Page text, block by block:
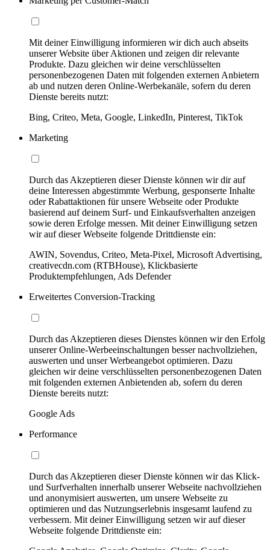
Mit deiner Einwilligung informieren wir dich auch abseits
unserer Website über Aktionen und zeigen dir relevante
Produkte. Dazu gleichen wir deine verschlüsselten
personenbezogenen Daten mit folgenden externen Anbietern
ab und nutzen deren Online-Werbekanäle, sofern du deren
Dienste bereits nutzt:
Bing, Criteo, Meta, Google, LinkedIn, Pinterest, TikTok
Marketing
Durch das Akzeptieren dieser Dienste können wir dir auf
deine Interessen abgestimmte Werbung, gesponserte Inhalte
oder Rabattaktionen für unsere Webseite oder Produkte
basierend auf deinem Surf- und Einkaufsverhalten anzeigen
sowie deren Erfolge messen. Mit deiner Einwilligung setzen
wir auf dieser Webseite folgende Drittdienste ein:
AWIN, Sovendus, Criteo, Meta-Pixel, Microsoft Advertising,
creativecdn.com (RTBHouse), Klickbasierte
Produktempfehlungen, Ads Defender
Erweitertes Conversion-Tracking
Durch das Akzeptieren dieses Dienstes können wir den Erfolg
unserer Online-Werbeeinschaltungen besser nachvollziehen,
auswerten und unser Werbeangebot optimieren. Dazu
gleichen wir deine verschlüsselten personenbezogenen Daten
mit folgenden externen Anbietenden ab, sofern du deren
Dienste bereits nutzt:
Google Ads
Performance
Durch das Akzeptieren dieser Dienste können wir das Klick-
und Surfverhalten innerhalb unserer Webseite nachvollziehen
und anonymisiert auswerten, um unsere Webseite zu
optimieren und das Nutzungserlebnis insgesamt laufend zu
verbessern. Mit deiner Einwilligung setzen wir auf dieser
Webseite folgende Drittdienste ein: